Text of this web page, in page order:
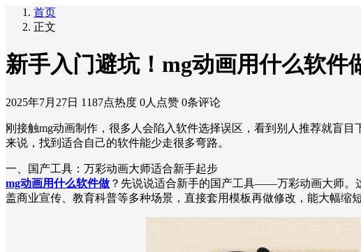
首页
正文
新手入门避坑！mg动画用什么软件
2025年7月27日 1187点热度 0人点赞 0条评论
刚接触mg动画制作，很多人会陷入软件选择误区，看到别人推荐就盲
来说，找到适合自己的软件能少走很多弯路。
一、国产工具：万彩动画大师适合新手起步
mg动画用什么软件做 ？先说说适合新手的国产工具——万彩动画大师。
盖商业宣传、教育科普等多种场景，直接套用模板再做修改，能大幅缩